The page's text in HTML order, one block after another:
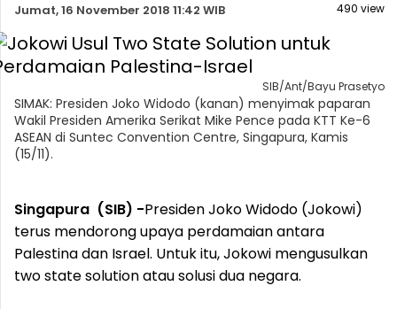
Jumat, 16 November 2018 11:42 WIB 490 view
SIB/Ant/Bayu Prasetyo
SIMAK: Presiden Joko Widodo (kanan) menyimak paparan
Wakil Presiden Amerika Serikat Mike Pence pada KTT Ke-6
ASEAN di Suntec Convention Centre, Singapura, Kamis
(15/11).
Singapura (SIB) -Presiden Joko Widodo (Jokowi)
terus mendorong upaya perdamaian antara
Palestina dan Israel. Untuk itu, Jokowi mengusulkan
two state solution atau solusi dua negara.